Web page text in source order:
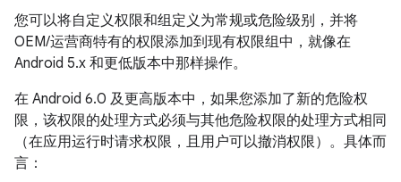
您可以将自定义权限和组定义为常规或危险级别，并将
OEM/运营商特有的权限添加到现有权限组中，就像在
Android 5.x 和更低版本中那样操作。
在 Android 6.0 及更高版本中，如果您添加了新的危险权
限，该权限的处理方式必须与其他危险权限的处理方式相同
（在应用运行时请求权限，且用户可以撤消权限）。具体而
言：